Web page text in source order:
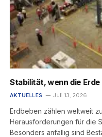
Stabilität, wenn die
AKTUELLES Juli 13, 2026
Erdbeben zählen weltweit
Herausforderungen für die
Besonders anfällig sind